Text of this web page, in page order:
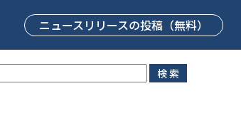
ニュースリリースの投稿（無料）